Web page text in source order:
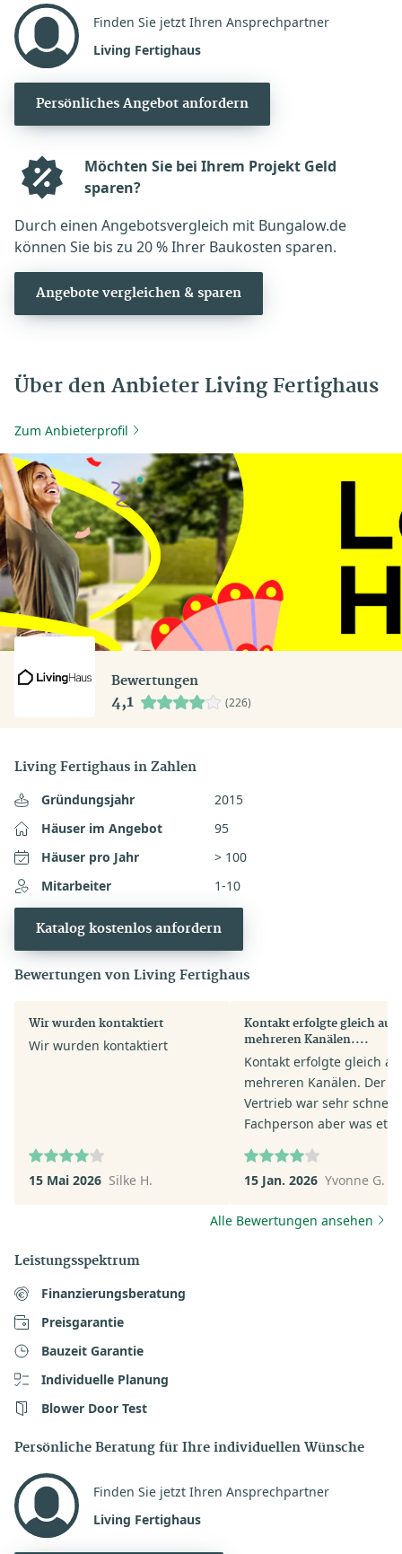
Finden Sie jetzt Ihren Ansprechpartner
Living Fertighaus
Persönliches Angebot anfordern
Möchten Sie bei Ihrem Projekt Geld
sparen?
Durch einen Angebotsvergleich mit Bungalow.de
können Sie bis zu 20 % Ihrer Baukosten sparen.
Angebote vergleichen & sparen
Über den Anbieter Living Fertighaus
Zum Anbieterprofil
Bewertungen
4,1 (226)
Living Fertighaus in Zahlen
Gründungsjahr
2015
Häuser im Angebot
95
Häuser pro Jahr
> 100
Mitarbeiter
1-10
Katalog kostenlos anfordern
Bewertungen von Living Fertighaus
Wir wurden kontaktiert
Wir wurden kontaktiert
15 Mai 2026 Silke H.
Kontakt erfolgte gleich auf
mehreren Kanälen....
Kontakt erfolgte gleich
mehreren Kanälen. Der
Vertrieb war sehr schnell.
Fachperson aber was
verhalten in ihrer
Wir werden
keinen Termin machen -
Sinn.
15 Jan. 2026 Yvonne G.
Alle Bewertungen ansehen
Leistungsspektrum
Finanzierungsberatung
Preisgarantie
Bauzeit Garantie
Individuelle Planung
Blower Door Test
Persönliche Beratung für Ihre individuellen Wünsche
Finden Sie jetzt Ihren Ansprechpartner
Living Fertighaus